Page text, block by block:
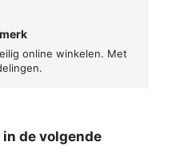
online winkelen. Met
de volgende